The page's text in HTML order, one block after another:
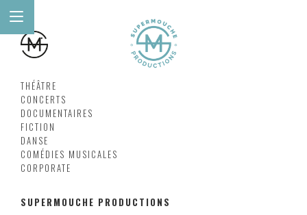
THÉÂTRE
CONCERTS
DOCUMENTAIRES
FICTION
DANSE
COMÉDIES MUSICALES
CORPORATE
SUPERMOUCHE PRODUCTIONS